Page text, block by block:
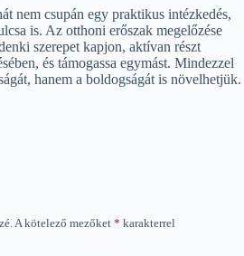
nem csupán egy praktikus intézkedés,
is. Az otthoni erőszak megelőzése
szerepet kapjon, aktívan részt
és támogassa egymást. Mindezzel
hanem a boldogságát is növelhetjük.
A kötelező mezőket * karakterrel